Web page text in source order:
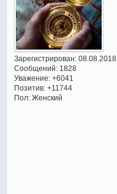
Зарегистрирован: 08.08.2018
Сообщений:1828
Уважение: +6041
Позитив: +11744
Пол:Женский